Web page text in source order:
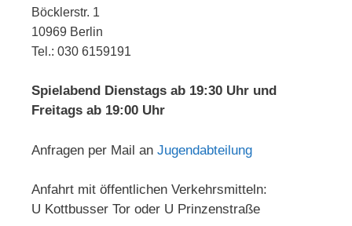
Böcklerstr. 1
10969 Berlin
Tel.: 030 6159191
Spielabend Dienstags ab 19:30 Uhr und
Freitags ab 19:00 Uhr
Anfragen per Mail an Jugendabteilung
Anfahrt mit öffentlichen Verkehrsmitteln:
U Kottbusser Tor oder U Prinzenstraße